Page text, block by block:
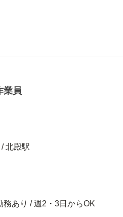
業員
北殿駅
務あり / 週2・3日からOK